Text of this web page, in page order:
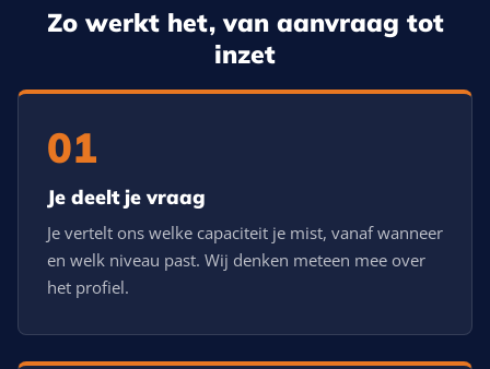
Zo werkt het, van aanvraag tot
inzet
01
Je deelt je vraag
Je vertelt ons welke capaciteit je mist, vanaf wanneer
en welk niveau past. Wij denken meteen mee over
het profiel.